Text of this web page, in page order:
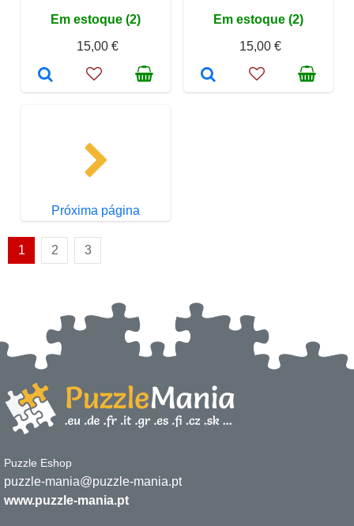
Em estoque (2)
15,00 €
Em estoque (2)
15,00 €
Próxima página
1 2 3
Puzzle Eshop
puzzle-mania@puzzle-mania.pt
www.puzzle-mania.pt